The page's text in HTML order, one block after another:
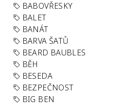
BABOVŘESKY
BALET
BANÁT
BARVA ŠATŮ
BEARD BAUBLES
BĚH
BESEDA
BEZPEČNOST
BIG BEN